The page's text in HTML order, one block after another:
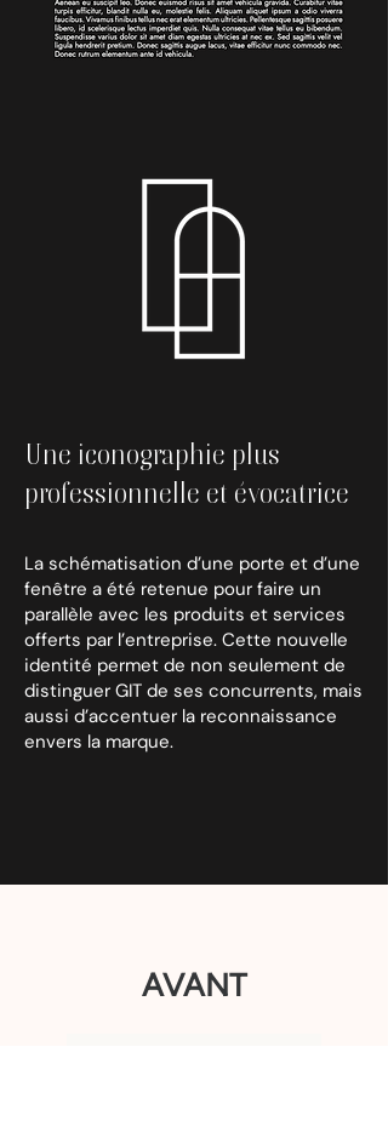
Une iconographie plus
professionnelle et évocatrice
La schématisation d’une porte et d’une
fenêtre a été retenue pour faire un
parallèle avec les produits et services
offerts par l’entreprise. Cette nouvelle
identité permet de non seulement de
distinguer GIT de ses concurrents, mais
aussi d’accentuer la reconnaissance
envers la marque.
AVANT